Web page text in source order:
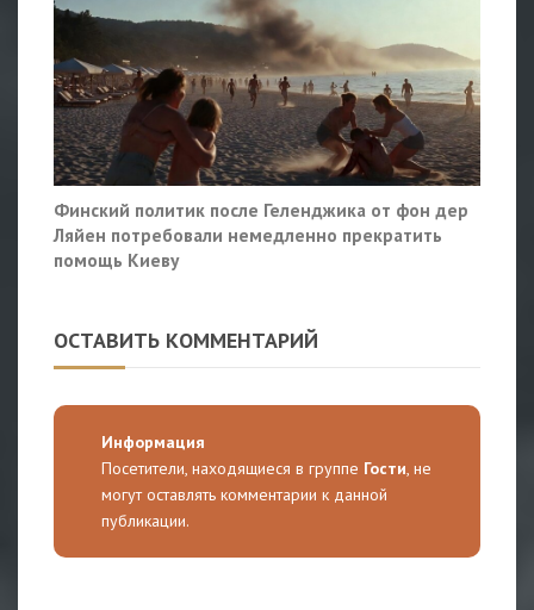
Финский политик после Геленджика от фон дер
Ляйен потребовали немедленно прекратить
помощь Киеву
ОСТАВИТЬ КОММЕНТАРИЙ
Информация
Посетители, находящиеся в группе Гости, не
могут оставлять комментарии к данной
публикации.